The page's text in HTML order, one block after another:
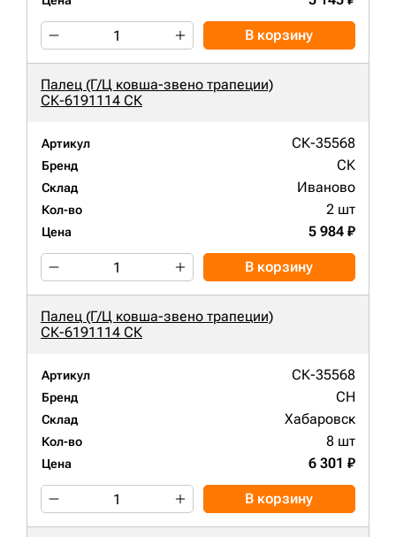
В корзину
Палец (Г/Ц ковша-звено трапеции)
СК-6191114 СК
Артикул СК-35568
Бренд СК
Склад Иваново
Кол-во 2 шт
Цена 5 984 ₽
В корзину
Палец (Г/Ц ковша-звено трапеции)
СК-6191114 СК
Артикул СК-35568
Бренд CH
Склад Хабаровск
Кол-во 8 шт
Цена 6 301 ₽
В корзину